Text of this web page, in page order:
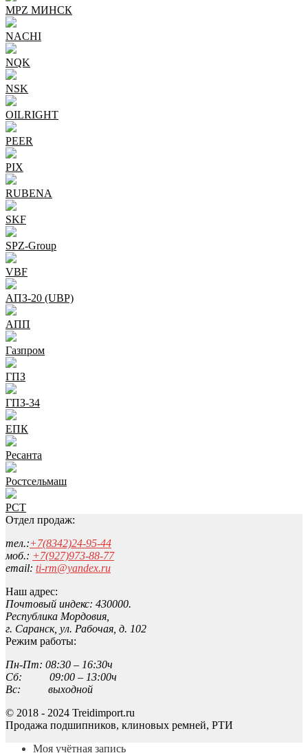
MPZ МИНСК
NACHI
NQK
NSK
OILRIGHT
PEER
PIX
RUBENA
SKF
SPZ-Group
VBF
АПЗ-20 (UBP)
АПП
Газпром
ГПЗ
ГПЗ-34
ЕПК
Ресанта
Ростсельмаш
РСТ
Отдел продаж:
тел.:+7(8342)24-95-44
моб.: +7(927)973-88-77
email: ti-rm@yandex.ru
Наш адрес:
Почтовый индекс: 430000.
Республика Мордовия,
г. Саранск, ул. Рабочая, д. 102
Режим работы:
Пн-Пт: 08:30 – 16:30ч
Сб: 09:00 – 13:00ч
Вс: выходной
© 2018 - 2024 Treidimport.ru
Продажа подшипников, клиновых ремней, РТИ
Моя учётная запись